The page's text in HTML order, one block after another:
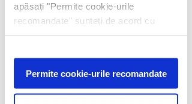
apăsați "Permite cookie-urile
recomandate" sunteți de acord cu
utilizarea modulelor noastre cookie.
Afişare
Permite cookie-urile recomandate
Dragostea plutește
în aer. Nu respira!
Free Now
2020